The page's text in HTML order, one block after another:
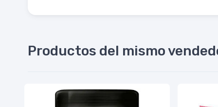
Productos del mismo